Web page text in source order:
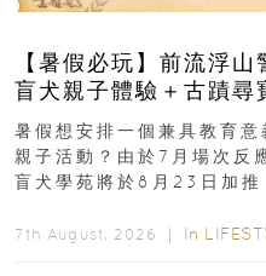
【暑假必玩】前流浮
盲犬親子體驗＋古蹟
組免費名額
暑假想安排一個兼具教育
親子活動？由於7月場次反
盲犬學苑將於8月23日加推
7th August, 2026 ｜ In